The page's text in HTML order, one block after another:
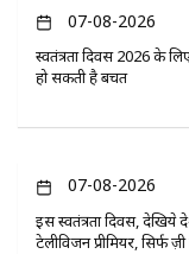
07-08-2026
स्वतंत्रता दिवस 2026 के
हो सकती है बचत
07-08-2026
इस स्वतंत्रता दिवस, देखिये
टेलीविजन प्रीमियर, सिर्फ